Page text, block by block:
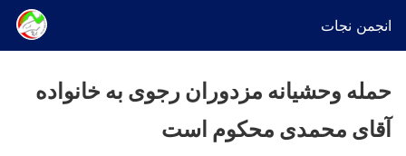
انجمن نجات
حمله وحشیانه مزدوران رجوی به خانواده
آقای محمدی محکوم است